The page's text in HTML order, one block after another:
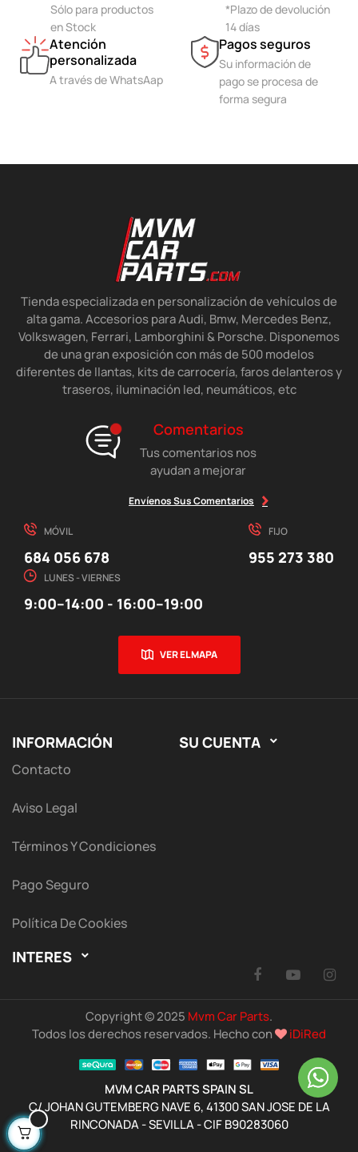
Sólo para productos
en Stock
*Plazo de devolución
14 días
Atención
personalizada
A través de WhatsAap
Pagos seguros
Su información de
pago se procesa de
forma segura
Tienda especializada en personalización de vehículos de
alta gama. Accesorios para Audi, Bmw, Mercedes Benz,
Volkswagen, Ferrari, Lamborghini & Porsche. Disponemos
de una gran exposición con más de 500 modelos
diferentes de llantas, kits de carrocería, faros delanteros y
traseros, iluminación led, neumáticos, etc
Comentarios
Tus comentarios nos
ayudan a mejorar
Envíenos Sus Comentarios
MÓVIL
684 056 678
FIJO
955 273 380
LUNES - VIERNES
9:00–14:00 - 16:00–19:00
VER EL MAPA
INFORMACIÓN
Contacto
Aviso Legal
Términos Y Condiciones
Pago Seguro
Política De Cookies
SU CUENTA 
INTERES 
Facebook
Copyright © 2025 Mvm Car Parts.
Todos los derechos reservados. Hecho con
iDiRed
MVM CAR PARTS SPAIN SL
C/ JOHAN GUTEMBERG NAVE 6, 41300 SAN JOSE DE LA
RINCONADA - SEVILLA - CIF B90283060